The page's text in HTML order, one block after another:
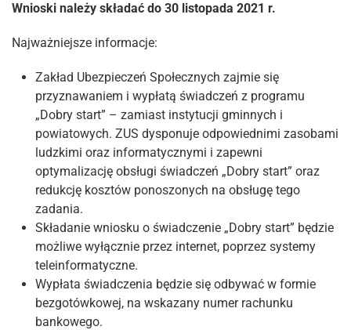
Wnioski należy składać do 30 listopada 2021 r.
Najważniejsze informacje:
Zakład Ubezpieczeń Społecznych zajmie się
przyznawaniem i wypłatą świadczeń z programu
„Dobry start” – zamiast instytucji gminnych i
powiatowych. ZUS dysponuje odpowiednimi zasobami
ludzkimi oraz informatycznymi i zapewni
optymalizację obsługi świadczeń „Dobry start” oraz
redukcję kosztów ponoszonych na obsługę tego
zadania.
Składanie wniosku o świadczenie „Dobry start” będzie
możliwe wyłącznie przez internet, poprzez systemy
teleinformatyczne.
Wypłata świadczenia będzie się odbywać w formie
bezgotówkowej, na wskazany numer rachunku
bankowego.